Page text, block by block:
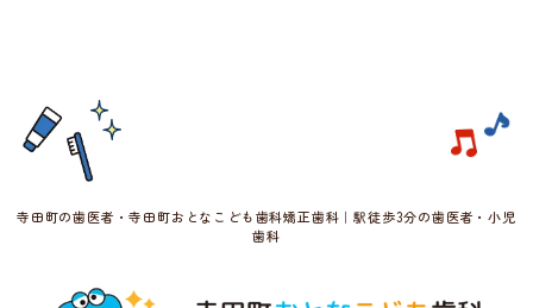
寺田町の歯医者・寺田町おとなこども歯科矯正歯科｜駅徒歩3分の歯医者・小児
歯科